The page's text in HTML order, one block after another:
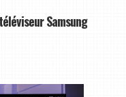
Samsung